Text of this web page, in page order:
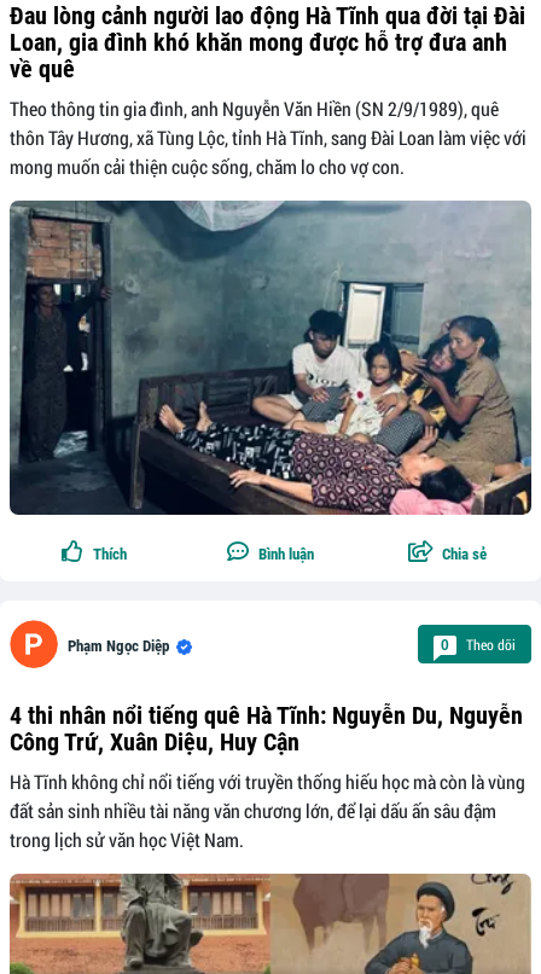
Đau lòng cảnh người lao động Hà Tĩnh qua đời tại Đài
Loan, gia đình khó khăn mong được hỗ trợ đưa anh
về quê
Theo thông tin gia đình, anh Nguyễn Văn Hiền (SN 2/9/1989), quê
thôn Tây Hương, xã Tùng Lộc, tỉnh Hà Tĩnh, sang Đài Loan làm việc với
mong muốn cải thiện cuộc sống, chăm lo cho vợ con.
Thích Bình luận Chia sẻ
Phạm Ngọc Diệp 0 Theo dõi
4 thi nhân nổi tiếng quê Hà Tĩnh: Nguyễn Du, Nguyễn
Công Trứ, Xuân Diệu, Huy Cận
Hà Tĩnh không chỉ nổi tiếng với truyền thống hiếu học mà còn là vùng
đất sản sinh nhiều tài năng văn chương lớn, để lại dấu ấn sâu đậm
trong lịch sử văn học Việt Nam.